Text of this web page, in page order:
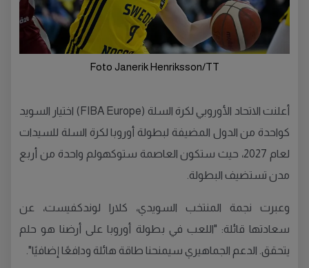
Foto Janerik Henriksson/TT
أعلنت الاتحاد الأوروبي لكرة السلة (FIBA Europe) اختيار السويد
كواحدة من الدول المضيفة لبطولة أوروبا لكرة السلة للسيدات
لعام 2027، حيث ستكون العاصمة ستوكهولم واحدة من أربع
مدن تستضيف البطولة.
وعبرت نجمة المنتخب السويدي، كلارا لوندكفيست، عن
سعادتها قائلة: "اللعب في بطولة أوروبا على أرضنا هو حلم
يتحقق. الدعم الجماهيري سيمنحنا طاقة هائلة ودافعًا إضافيًا".